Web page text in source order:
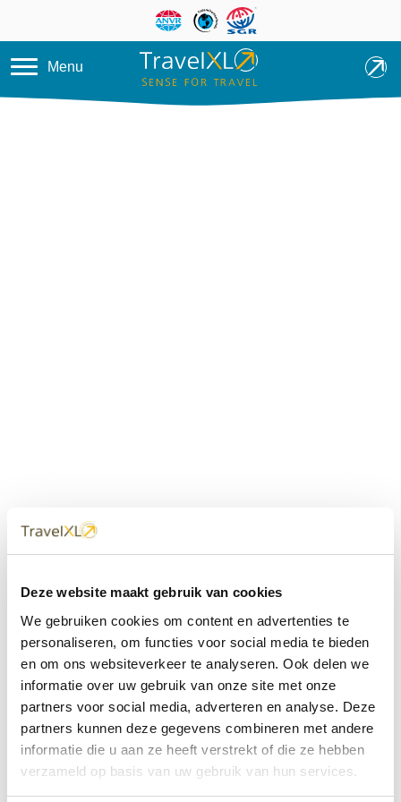
Deze website maakt gebruik van cookies
We gebruiken cookies om content en advertenties te
personaliseren, om functies voor social media te bieden
en om ons websiteverkeer te analyseren. Ook delen we
informatie over uw gebruik van onze site met onze
partners voor social media, adverteren en analyse. Deze
partners kunnen deze gegevens combineren met andere
informatie die u aan ze heeft verstrekt of die ze hebben
verzameld op basis van uw gebruik van hun services.
Overslaan en naar de inhoud
Menu
dichtbij
Met 60+ verkooppunten in Nederland en België staan wij
met onze XL Travelcenters, mobiele reisadviseurs van
TravelXL@Home en deze website altijd voor uw vakantie
klaar.
• Ontzorgen van A-Z • Onafhankelijk advies • Maatwerk •
Bespaar tijd en stress
TravelXLreisbureau's